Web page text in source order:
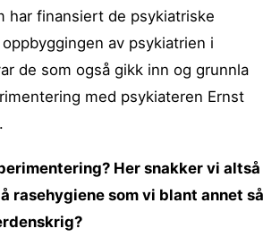
har finansiert de psykiatriske
av psykiatrien i
de som også gikk inn og grunnla
med psykiateren Ernst
Her snakker vi altså
rasehygiene som vi blant annet så